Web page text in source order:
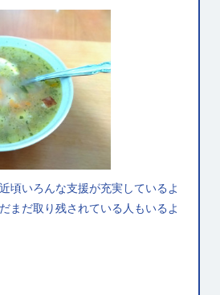
頃いろんな支援が充実しているよ
まだ取り残されている人もいるよ